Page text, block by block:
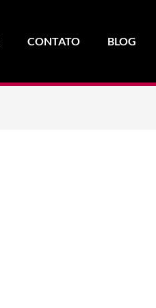
CONTATO BLOG